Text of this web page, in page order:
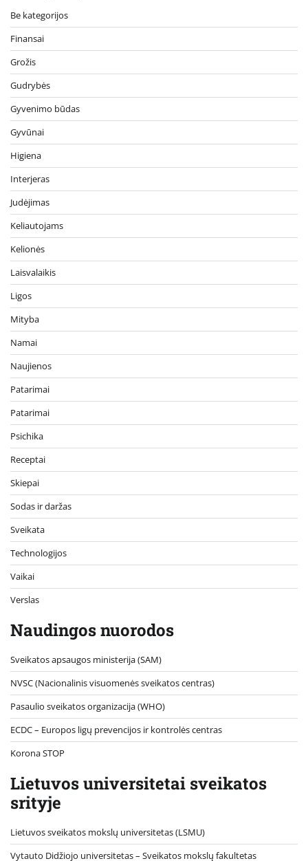
Be kategorijos
Finansai
Grožis
Gudrybės
Gyvenimo būdas
Gyvūnai
Higiena
Interjeras
Judėjimas
Keliautojams
Kelionės
Laisvalaikis
Ligos
Mityba
Namai
Naujienos
Patarimai
Patarimai
Psichika
Receptai
Skiepai
Sodas ir daržas
Sveikata
Technologijos
Vaikai
Verslas
Naudingos nuorodos
Sveikatos apsaugos ministerija (SAM)
NVSC (Nacionalinis visuomenės sveikatos centras)
Pasaulio sveikatos organizacija (WHO)
ECDC – Europos ligų prevencijos ir kontrolės centras
Korona STOP
Lietuvos universitetai sveikatos
srityje
Lietuvos sveikatos mokslų universitetas (LSMU)
Vytauto Didžiojo universitetas– Sveikatos mokslų fakultetas